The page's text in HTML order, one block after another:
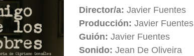
Director/a:Javier Fuentes
Producción:Javier Fuentes
Guión:Javier Fuentes
Sonido:Jean De Oliveira